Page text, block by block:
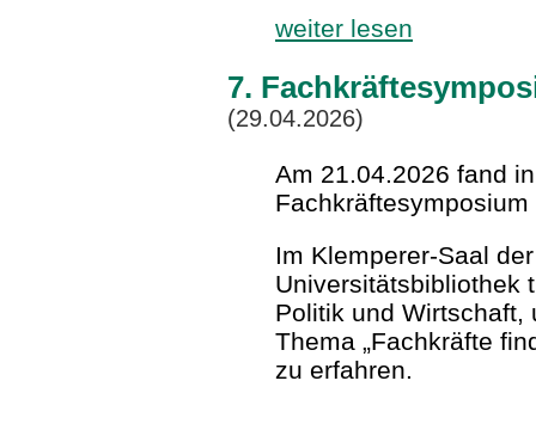
weiter lesen
7.
(29.04.2026)
Am 21.04.2026 fand
Fachkräftesymposium
Im Klemperer-Saal
Universitätsbibliothek
Politik und Wirtschaft,
Thema „Fachkräfte
zu erfahren.